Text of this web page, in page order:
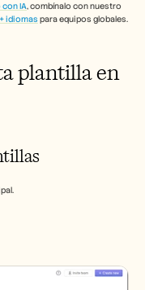
con IA
idiomas para equipos globales.
plantilla en